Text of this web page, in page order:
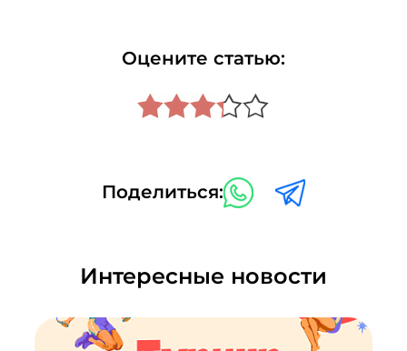
Оцените статью:
Поделиться:
Интересные новости